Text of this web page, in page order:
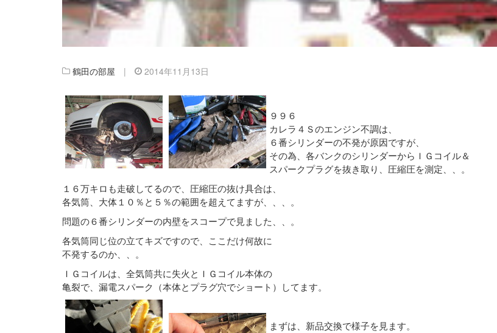
鶴田の部屋 | 2014年11月13日
９９６
カレラ４Ｓのエンジン不調は、
６番シリンダーの不発が原因ですが、
その為、各バンクのシリンダーからＩＧコイル＆
スパークプラグを抜き取り、圧縮圧を測定、、。
１６万キロも走破してるので、圧縮圧の抜け具合は、
各気筒、大体１０％と５％の範囲を超えてますが、、、。
問題の６番シリンダーの内壁をスコープで見ました、、。
各気筒同じ位の立てキズですので、ここだけ何故に
不発するのか、、。
ＩＧコイルは、全気筒共に失火とＩＧコイル本体の
亀裂で、漏電スパーク（本体とプラグ穴でショート）してます。
まずは、新品交換で様子を見ます。